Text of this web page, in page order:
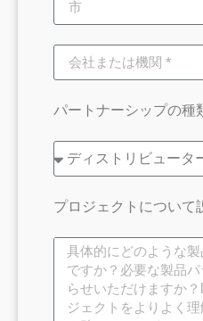
パートナーシップの種
プロジェクトについて